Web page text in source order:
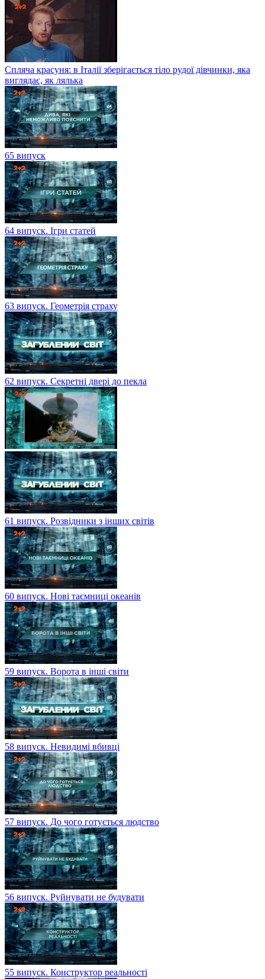
Спляча красуня: в Італії зберігається тіло рудої дівчинки, яка
виглядає, як лялька
65 випуск
64 випуск. Ігри статей
63 випуск. Геометрія страху
62 випуск. Секретні двері до пекла
61 випуск. Розвідники з інших світів
60 випуск. Нові таємниці океанів
59 випуск. Ворота в інші світи
58 випуск. Невидимі вбивці
57 випуск. До чого готується людство
56 випуск. Руйнувати не будувати
55 випуск. Конструктор реальності